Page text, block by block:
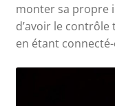
monter sa propre
d’avoir le
en étant